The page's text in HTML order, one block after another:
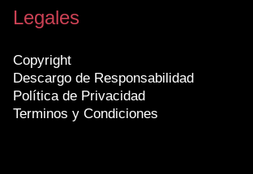
Legales
Copyright
Descargo de Responsabilidad
Política de Privacidad
Terminos y Condiciones